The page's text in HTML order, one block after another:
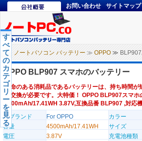
お問い合わせ サイトマップ
ノートパソコン バッテリー ≫ OPPO ≫ BLP907
す
べ
て
の
カ
テ
ゴ
リ
ー
を
見
る
OPPO BLP907 スマホのバッテリー
寿命のある消耗品であるバッテリーは、持ち時間が
ー交換が必要です。大特価！ OPPO BLP907スマ
4500mAh/17.41WH 3.87V,互換品番 BLP907 ,対応
のブランド
For OPPO カラー
容量
4500mAh/17.41WH
サイズ
電圧
3.87V 充電池種類